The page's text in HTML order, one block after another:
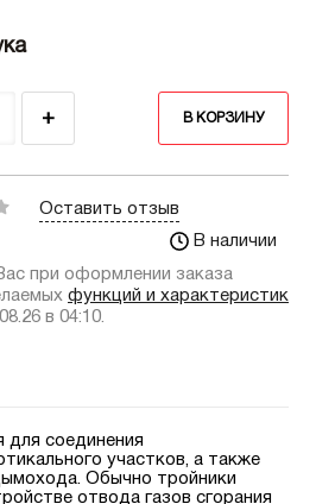
+ В КОРЗИНУ
Оставить отзыв
В наличии
при оформлении заказа
функций и характеристик
в 04:10.
для соединения
участков, а также
Обычно тройники
отвода газов сгорания